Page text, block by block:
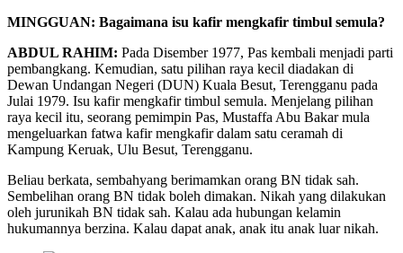
MINGGUAN: Bagaimana isu kafir mengkafir timbul semula?
ABDUL RAHIM: Pada Disember 1977, Pas kembali menjadi parti
pembangkang. Kemudian, satu pilihan raya kecil diadakan di
Dewan Undangan Negeri (DUN) Kuala Besut, Terengganu pada
Julai 1979. Isu kafir mengkafir timbul semula. Menjelang pilihan
raya kecil itu, seorang pemimpin Pas, Mustaffa Abu Bakar mula
mengeluarkan fatwa kafir mengkafir dalam satu ceramah di
Kampung Keruak, Ulu Besut, Terengganu.
Beliau berkata, sembahyang berimamkan orang BN tidak sah.
Sembelihan orang BN tidak boleh dimakan. Nikah yang dilakukan
oleh jurunikah BN tidak sah. Kalau ada hubungan kelamin
hukumannya berzina. Kalau dapat anak, anak itu anak luar nikah.